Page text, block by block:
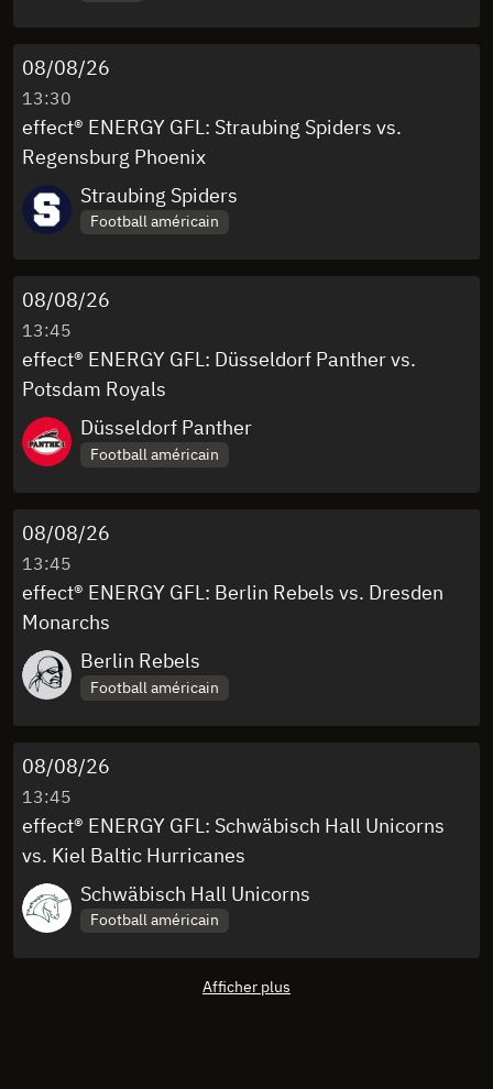
08/08/26
13:30
effect® ENERGY GFL: Straubing Spiders vs.
Regensburg Phoenix
Straubing Spiders
Football américain
08/08/26
13:45
effect® ENERGY GFL: Düsseldorf Panther vs.
Potsdam Royals
Düsseldorf Panther
Football américain
08/08/26
13:45
effect® ENERGY GFL: Berlin Rebels vs. Dresden
Monarchs
Berlin Rebels
Football américain
08/08/26
13:45
effect® ENERGY GFL: Schwäbisch Hall Unicorns
vs. Kiel Baltic Hurricanes
Schwäbisch Hall Unicorns
Football américain
Afficher plus